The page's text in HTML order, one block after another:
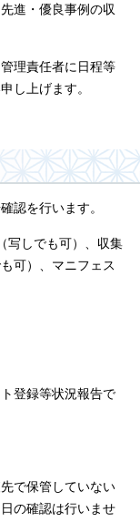
進・優良事例の収
理責任者に日程等
し上げます。
認を行います。
写しでも可）、収集
可）、マニフェス
登録等状況報告で
で保管していない
の確認は行いませ